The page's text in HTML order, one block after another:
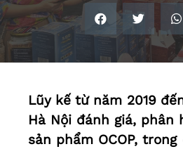
Lũy kế từ năm 2019
Hà Nội đánh giá, phân
sản phẩm OCOP,